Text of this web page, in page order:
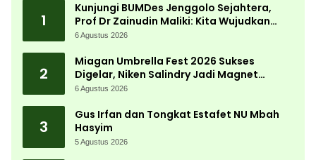
1
Kunjungi BUMDes Jenggolo Sejahtera,
Prof Dr Zainudin Maliki: Kita Wujudkan
Kemandirian Ekonomi dengan Potensi
6 Agustus 2026
2
Miagan Umbrella Fest 2026 Sukses
Digelar, Niken Salindry Jadi Magnet
Ribuan Pengunjung
6 Agustus 2026
3
Gus Irfan dan Tongkat Estafet NU Mbah
Hasyim
5 Agustus 2026